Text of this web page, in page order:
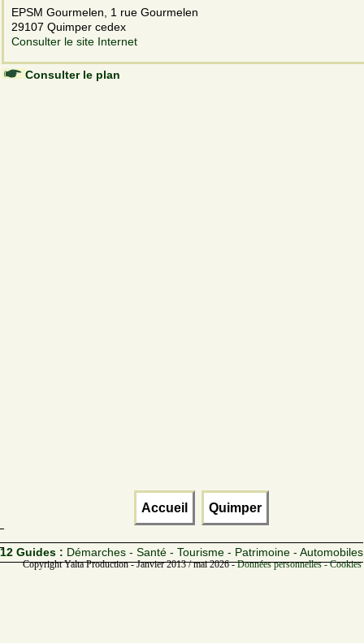
EPSM Gourmelen, 1 rue Gourmelen
29107 Quimper cedex
Consulter le site Internet
Consulter le plan
Accueil Quimper
12 Guides : Démarches - Santé - Tourisme - Patrimoine - Automobiles
Copyright Yalta Production - Janvier 2013 / mai 2026 -Données personnelles -